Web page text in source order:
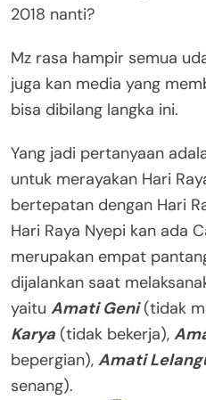
2018 nanti?
Mz rasa hampir semua
juga kan media yang
bisa dibilang langka ini.
Yang jadi pertanyaan
untuk merayakan Hari
bertepatan dengan Hari
Hari Raya Nyepi kan ada
merupakan empat
dijalankan saat
yaitu Amati Geni(tidak
Karya (tidak bekerja),
bepergian), Amati
senang).